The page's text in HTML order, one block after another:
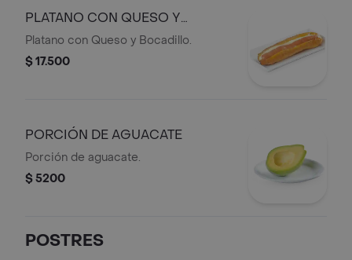
PLATANO CON QUESO Y
BOCADILLO
Platano con Queso y Bocadillo.
$ 17.500
PORCIÓN DE AGUACATE
Porción de aguacate.
$ 5200
POSTRES